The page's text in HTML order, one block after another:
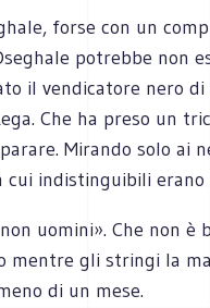
forse con un
potrebbe non
il vendicatore nero
Che ha preso un
Mirando solo ai
cui indistinguibili
uomini». Che non è
mentre gli stringi la
di un mese.